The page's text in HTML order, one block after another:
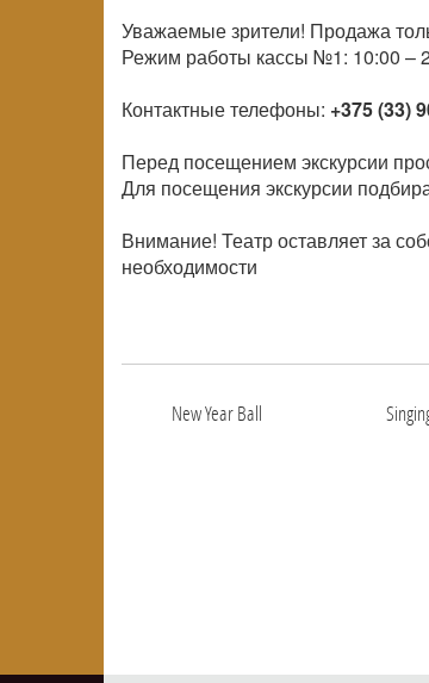
Уважаемые зрители! Продажа
Режим работы кассы №1: 10:00 –
Контактные телефоны: +375 (33)
Перед посещением экскурсии
Для посещения экскурсии
Внимание! Театр оставляет за
необходимости
New Year Ball